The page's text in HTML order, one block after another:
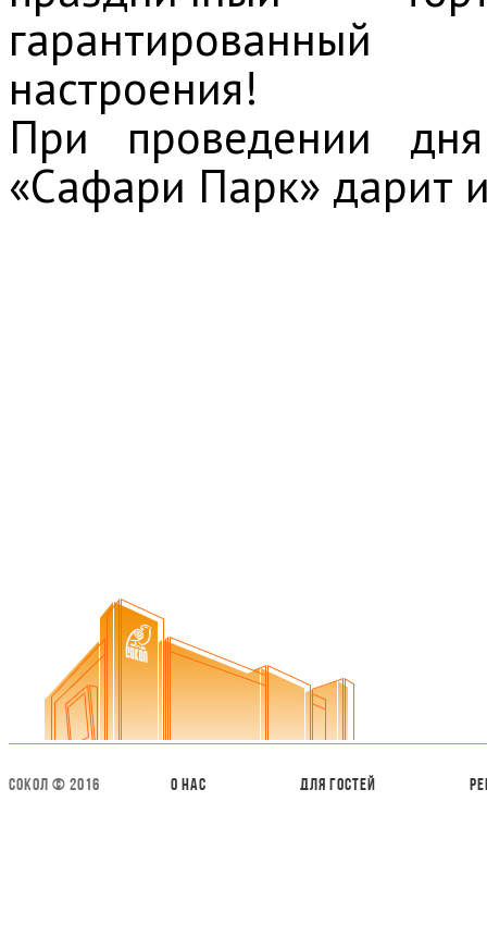
настроения!
При проведении
«Сафари Парк» дарит
СОКОЛ © 2016 О нас Для гостей